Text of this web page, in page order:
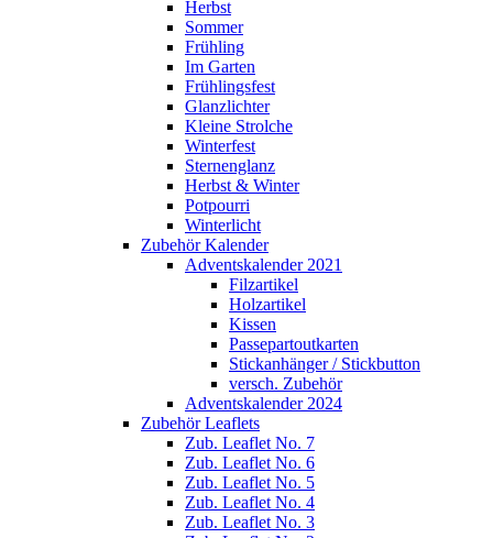
Herbst
Sommer
Frühling
Im Garten
Frühlingsfest
Glanzlichter
Kleine Strolche
Winterfest
Sternenglanz
Herbst & Winter
Potpourri
Winterlicht
Zubehör Kalender
Adventskalender 2021
Filzartikel
Holzartikel
Kissen
Passepartoutkarten
Stickanhänger / Stickbutton
versch. Zubehör
Adventskalender 2024
Zubehör Leaflets
Zub. Leaflet No. 7
Zub. Leaflet No. 6
Zub. Leaflet No. 5
Zub. Leaflet No. 4
Zub. Leaflet No. 3